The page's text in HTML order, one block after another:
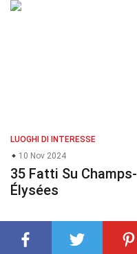
LUOGHI DI INTERESSE
10 Nov 2024
35 Fatti Su Champs-
Élysées